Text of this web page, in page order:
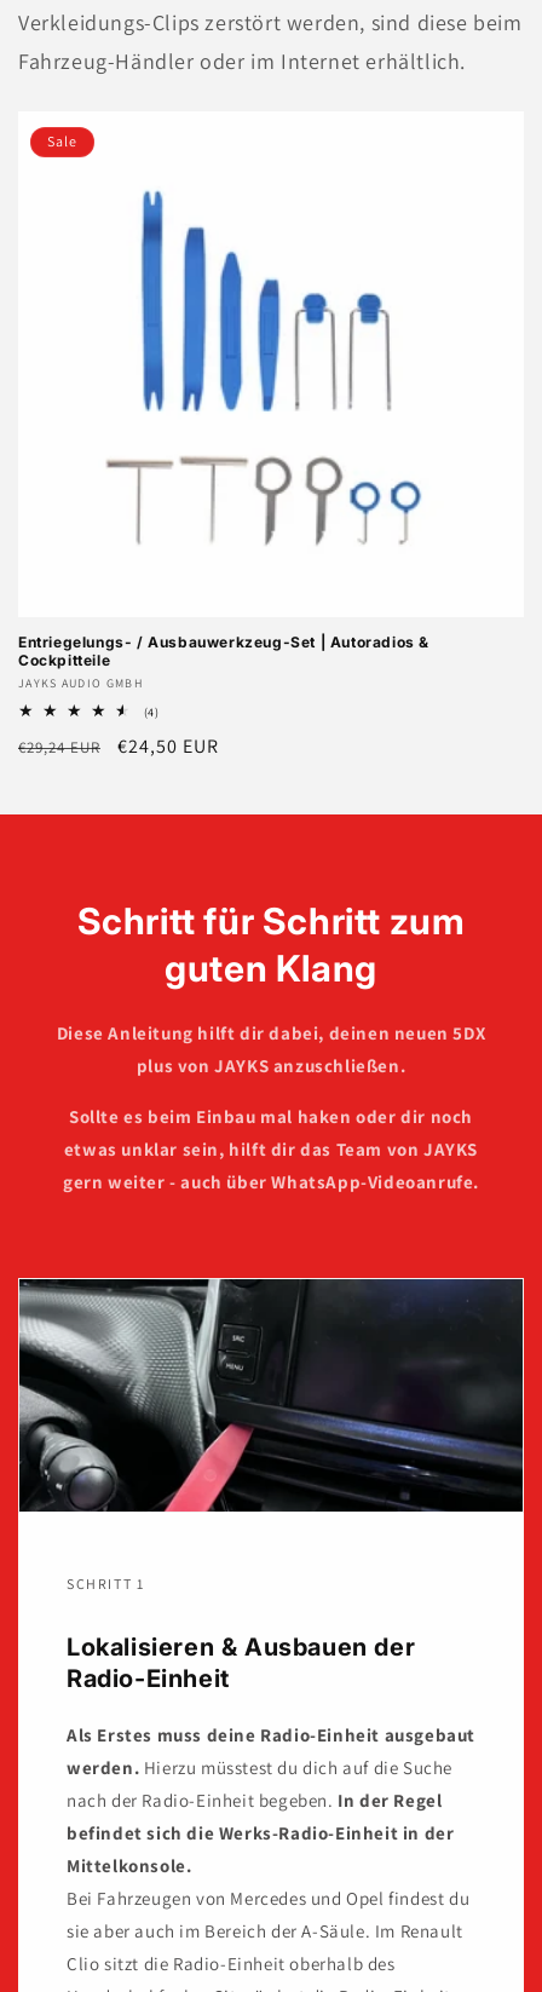
Verkleidungs-Clips zerstört werden, sind diese beim
Fahrzeug-Händler oder im Internet erhältlich.
Sale
Entriegelungs- / Ausbauwerkzeug-Set | Autoradios &
Cockpitteile
Anbieter:
JAYKS AUDIO GMBH
(4)4
insgesamt
Normaler
€29,24 EUR Verkaufspreis
€24,50 EUR
Schritt für Schritt zum
guten Klang
Diese Anleitung hilft dir dabei, deinen neuen 5DX
plus von JAYKS anzuschließen.
Sollte es beim Einbau mal haken oder dir noch
etwas unklar sein, hilft dir das Team von JAYKS
gern weiter - auch über WhatsApp-Videoanrufe.
SCHRITT 1
Lokalisieren & Ausbauen der
Radio-Einheit
Als Erstes muss deine Radio-Einheit ausgebaut
werden. Hierzu müsstest du dich auf die Suche
nach der Radio-Einheit begeben. In der Regel
befindet sich die Werks-Radio-Einheit in der
Mittelkonsole.
Bei Fahrzeugen von Mercedes und Opel findest du
sie aber auch im Bereich der A-Säule. Im Renault
Clio sitzt die Radio-Einheit oberhalb des